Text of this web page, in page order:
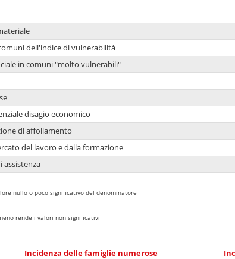
dell'indice di vulnerabilità
in comuni "molto vulnerabili"
disagio economico
di affollamento
del lavoro e dalla formazione
assistenza
nullo o poco significativo del denominatore
rende i valori non significativi
Incidenza delle famiglie numerose